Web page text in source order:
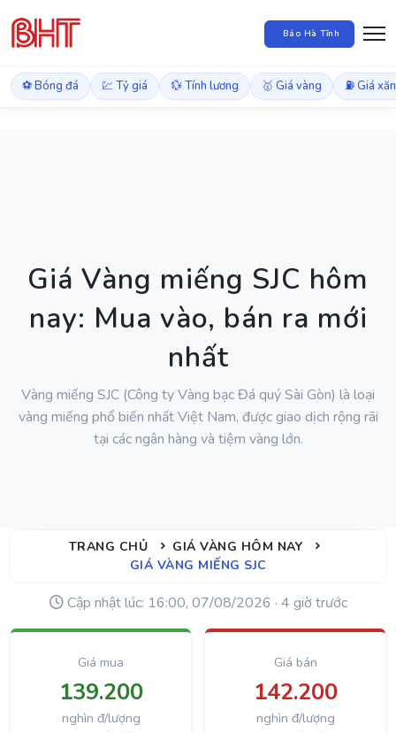
Báo Hà Tĩnh
⚽ Bóng đá 💹 Tỷ giá 💱 Tính lương 🥇 Giá vàng ⛽ Giá
Giá Vàng miếng SJC hôm
nay: Mua vào, bán ra mới
nhất
Vàng miếng SJC (Công ty Vàng bạc Đá quý Sài Gòn) là loại
vàng miếng phổ biến nhất Việt Nam, được giao dịch rộng rãi
tại các ngân hàng và tiệm vàng lớn.
TRANG CHỦ
GIÁ VÀNG HÔM NAY
GIÁ VÀNG MIẾNG SJC
Cập nhật lúc: 16:00, 07/08/2026 · 4 giờ trước
Giá mua
139.200
nghìn đ/lượng
Giá bán
142.200
nghìn đ/lượng